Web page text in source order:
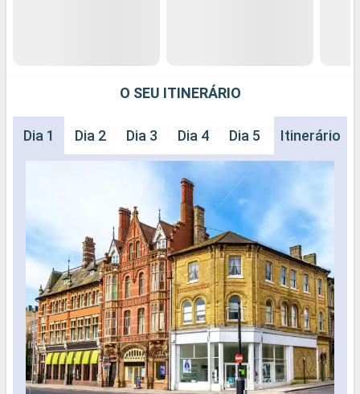
O SEU ITINERÁRIO
Dia 1 Dia 2 Dia 3 Dia 4 Dia 5 Dia 6 Dia
Itinerário